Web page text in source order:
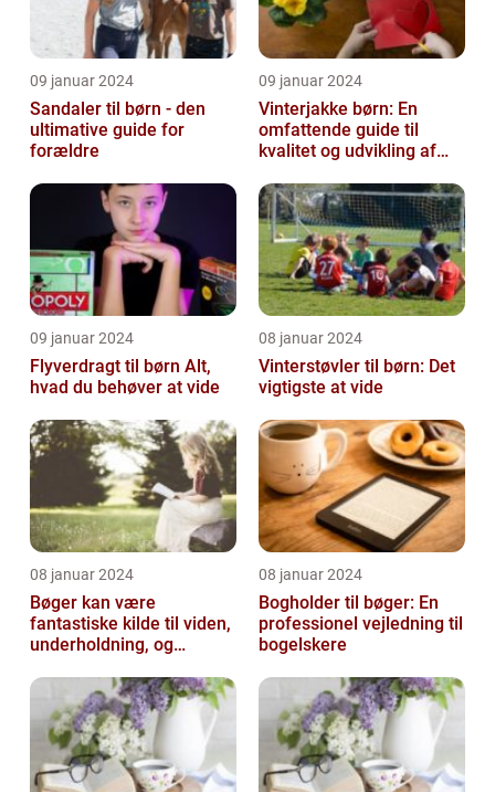
09 januar 2024
Sandaler til børn - den
ultimative guide for
forældre
09 januar 2024
Vinterjakke børn: En
omfattende guide til
kvalitet og udvikling af
09 januar 2024
Flyverdragt til børn Alt,
hvad du behøver at vide
08 januar 2024
Vinterstøvler til børn: Det
vigtigste at vide
08 januar 2024
Bøger kan være
fantastiske kilde til viden,
underholdning, og
08 januar 2024
Bogholder til bøger: En
professionel vejledning til
bogelskere